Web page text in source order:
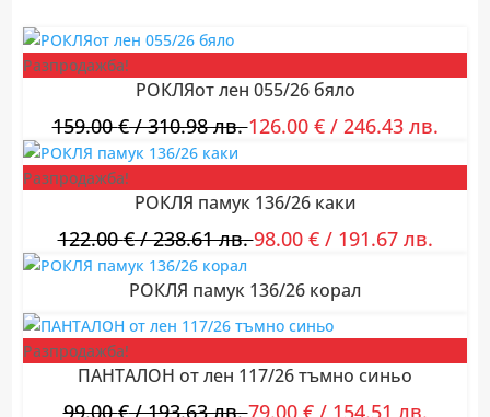
Разпродажба!
РОКЛЯот лен 055/26 бяло
159.00€/ 310.98 лв.126.00 €/ 246.43 лв.
Разпродажба!
РОКЛЯ памук 136/26 каки
122.00€/ 238.61 лв.98.00 €/ 191.67 лв.
РОКЛЯ памук 136/26 корал
Разпродажба!
ПАНТАЛОН от лен 117/26 тъмно синьо
99.00€/ 193.63 лв.79.00 €/ 154.51 лв.